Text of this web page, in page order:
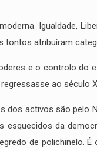
Igualdade,
tontos atribuíram
e o controlo do
ao século
dos activos são
da
de polichinelo.